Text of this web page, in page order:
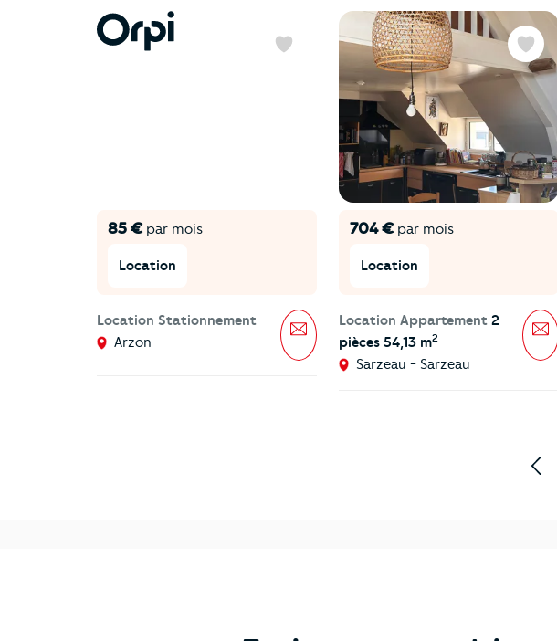
85 €par mois
Location
Location Stationnement
Arzon
Favoris
Message
704 €par mois
Location
Location Appartement 2
pièces 54,13 m2
Sarzeau - Sarzeau
Favoris